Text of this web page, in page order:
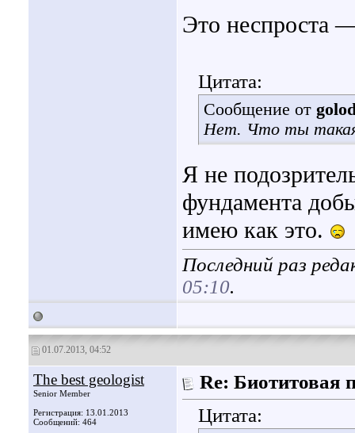
Это неспроста
Цитата:
Сообщение от
Нет. Что ты такая
Я не
фундамента
имею как это.
Последний раз
05:10.
01.07.2013, 04:52
The best geologist
Senior Member
Регистрация: 13.01.2013
Сообщений: 464
Re: Биотитовая
Цитата: